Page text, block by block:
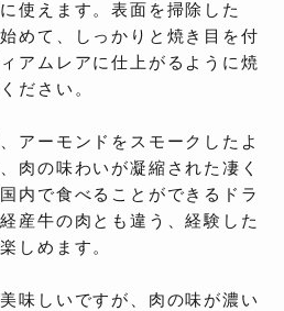
使えます。表面を掃除した
めて、しっかりと焼き目を付
アムレアに仕上がるように焼
ださい。
アーモンドをスモークしたよ
肉の味わいが凝縮された凄く
内で食べることができるドラ
産牛の肉とも違う、経験した
しめます。
味しいですが、肉の味が濃い